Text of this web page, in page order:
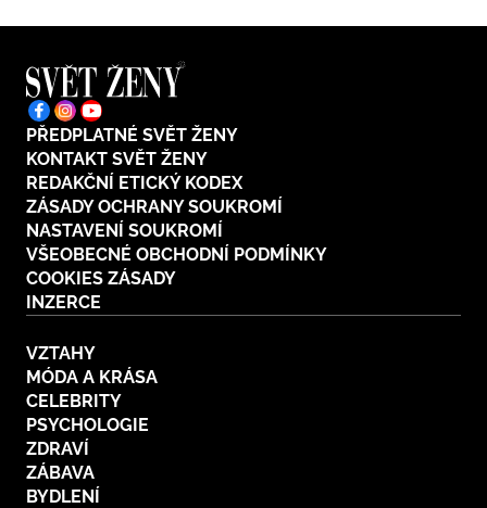
PŘEDPLATNÉ SVĚT ŽENY
KONTAKT SVĚT ŽENY
REDAKČNÍ ETICKÝ KODEX
ZÁSADY OCHRANY SOUKROMÍ
NASTAVENÍ SOUKROMÍ
VŠEOBECNÉ OBCHODNÍ PODMÍNKY
COOKIES ZÁSADY
INZERCE
VZTAHY
MÓDA A KRÁSA
CELEBRITY
PSYCHOLOGIE
ZDRAVÍ
ZÁBAVA
BYDLENÍ